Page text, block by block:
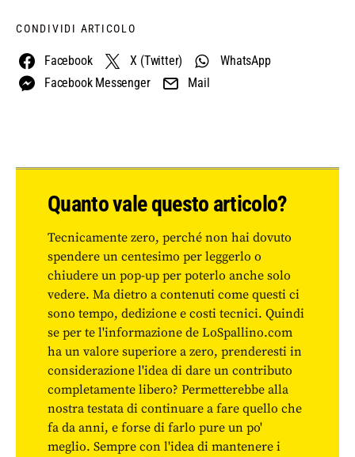
CONDIVIDI ARTICOLO
Facebook X (Twitter)
WhatsApp
Facebook Messenger
Mail
Quanto vale questo articolo?
Tecnicamente zero, perché non hai dovuto
spendere un centesimo per leggerlo o
chiudere un pop-up per poterlo anche solo
vedere. Ma dietro a contenuti come questi ci
sono tempo, dedizione e costi tecnici. Quindi
se per te l'informazione de LoSpallino.com
ha un valore superiore a zero, prenderesti in
considerazione l'idea di dare un contributo
completamente libero? Permetterebbe alla
nostra testata di continuare a fare quello che
fa da anni, e forse di farlo pure un po'
meglio. Sempre con l'idea di mantenere i